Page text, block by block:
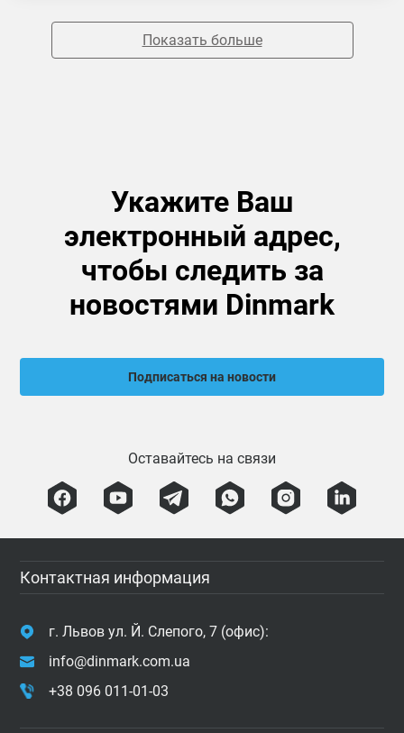
Показать больше
Укажите Ваш
электронный адрес,
чтобы следить за
новостями Dinmark
Подписаться на новости
Оставайтесь на связи
Контактная информация
г. Львов ул. Й. Слепого, 7 (офис):
info@dinmark.com.ua
+38 096 011-01-03